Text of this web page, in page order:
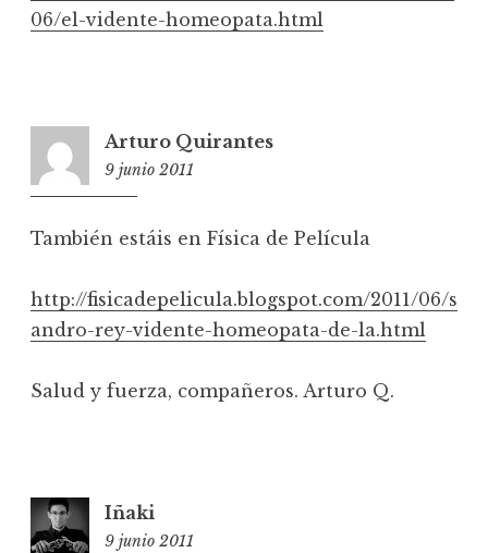
06/el-vidente-homeopata.html
Arturo Quirantes
9 junio 2011
También estáis en Física de Película
http://fisicadepelicula.blogspot.com/2011/06/s
andro-rey-vidente-homeopata-de-la.html
Salud y fuerza, compañeros. Arturo Q.
Iñaki
9 junio 2011